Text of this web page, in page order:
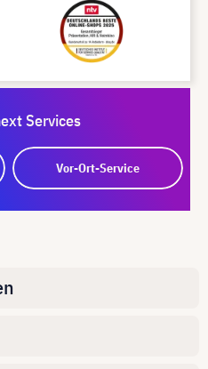
Services
Vor-Ort-Service